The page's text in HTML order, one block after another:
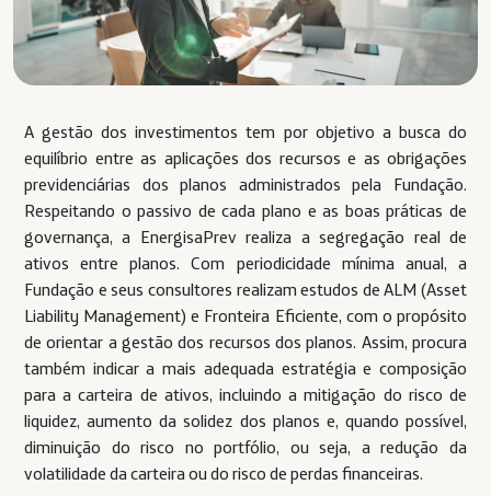
A gestão dos investimentos tem por objetivo a busca do
equilíbrio entre as aplicações dos recursos e as obrigações
previdenciárias dos planos administrados pela Fundação.
Respeitando o passivo de cada plano e as boas práticas de
governança, a EnergisaPrev realiza a segregação real de
ativos entre planos. Com periodicidade mínima anual, a
Fundação e seus consultores realizam estudos de ALM (Asset
Liability Management) e Fronteira Eficiente, com o propósito
de orientar a gestão dos recursos dos planos. Assim, procura
também indicar a mais adequada estratégia e composição
para a carteira de ativos, incluindo a mitigação do risco de
liquidez, aumento da solidez dos planos e, quando possível,
diminuição do risco no portfólio, ou seja, a redução da
volatilidade da carteira ou do risco de perdas financeiras.